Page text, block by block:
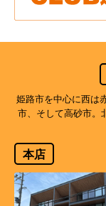
姫路市を中心に西は
市、そして高砂市。
本店